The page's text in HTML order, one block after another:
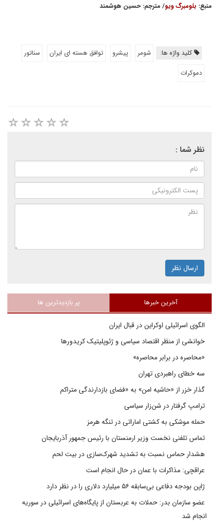
منبع: بلومبرگ ویو/ مترجم: حسین هوشمند
کلید واژه ها: شومر پیشرو توافق هسته ای ایران
سناتور
دموكرات
نظر شما :
ارسال نظر
آخرین خبرها پر بازدیدترین ها
الگوی اسرائیلی اوکراین در قبال ایران
خوانشی از منظر اقتصاد سیاسی و ژئوپلیتیک کریدورها
«محاصره در برابر محاصره»
سه خطای راهبردی تهران
گذار خزر از «حاشیه امن» به «فضای بازدارندگی متراکم
ترامپ گرفتار در شن‌زار سیاسی
حمله موشکی به کشتی اماراتی در تنگه هرمز
تماس تلفنی نخست وزیر ارمنستان با رئیس جمهور آذربایجان
هشدار حماس نسبت به تشدید شهرک‌سازی در بیت‌ لحم
عراقچی: مذاکرات با عمان در حال انجام است
ژاپن بودجه دفاعی بی‌سابقه ۵۶ میلیارد دلاری را در نظر دارد
عضو سازمان بدر: حملات به عربستان از پایگاه‌های اسرائیلی در سوریه
انجام شد